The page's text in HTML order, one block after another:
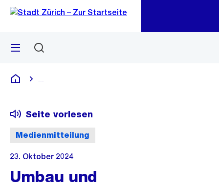
Navigation
Sprunglink
Menü
Deutsch
Medienmitteilung
Seite vorlesen
23. Oktober 2024
Umbau und